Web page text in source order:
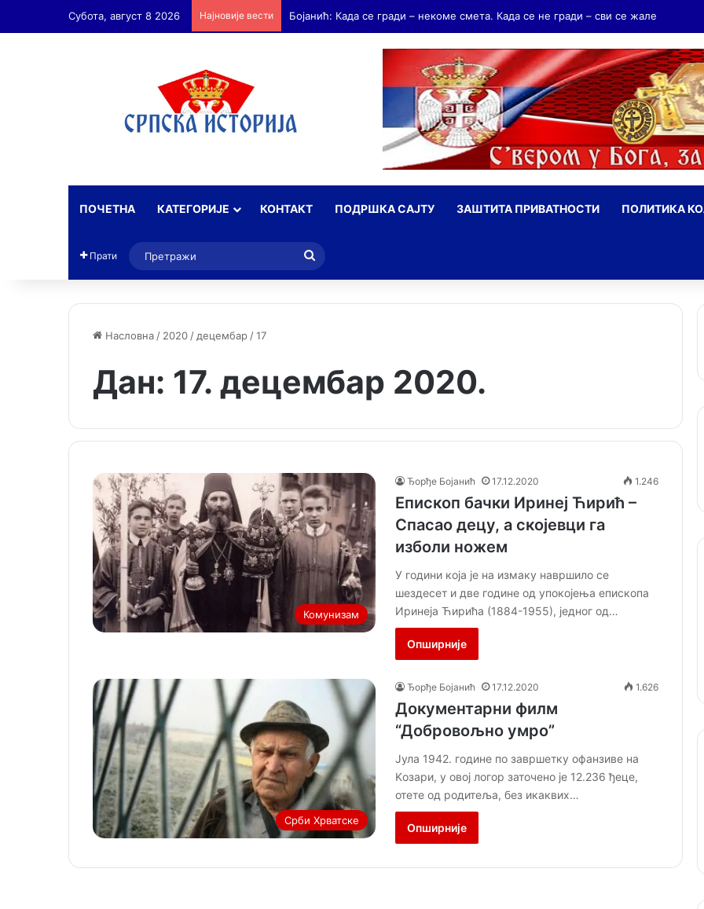
Субота, август 8 2026 Најновије вести Бојанић: Када се гради – некоме смета. Када се не гради – сви се жале
ПОЧЕТНА КАТЕГОРИЈЕ КОНТАКТ ПОДРШКА САЈТУ ЗАШТИТА ПРИВАТНОСТИ ПОЛИТИКА
Прати
Насловна / 2020 / децембар /17
Дан: 17. децембар 2020.
Комунизам
Ђорђе Бојанић 17.12.2020 1.246
Епископ бачки Иринеј Ћирић –
Спасао децу, а скојевци га
изболи ножем
У години која је на измаку навршило се
шездесет и две године од упокојења епископа
Иринеја Ћирића (1884-1955), једног од…
Опширније
Срби Хрватске
Ђорђе Бојанић 17.12.2020 1.626
Документарни филм
“Добровољно умро”
Јула 1942. године по завршетку офанзиве на
Kозари, у овој логор заточено је 12.236 ђеце,
отете од родитеља, без икаквих…
Опширније